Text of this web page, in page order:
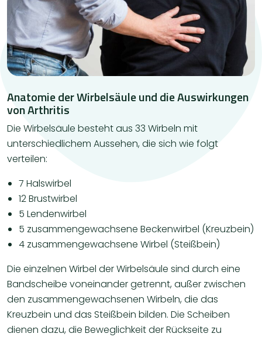
Anatomie der Wirbelsäule und die Auswirkungen
von Arthritis
Die Wirbelsäule besteht aus 33 Wirbeln mit
unterschiedlichem Aussehen, die sich wie folgt
verteilen:
7 Halswirbel
12 Brustwirbel
5 Lendenwirbel
5 zusammengewachsene Beckenwirbel (Kreuzbein)
4 zusammengewachsene Wirbel (Steißbein)
Die einzelnen Wirbel der Wirbelsäule sind durch eine
Bandscheibe voneinander getrennt, außer zwischen
den zusammengewachsenen Wirbeln, die das
Kreuzbein und das Steißbein bilden. Die Scheiben
dienen dazu, die Beweglichkeit der Rückseite zu